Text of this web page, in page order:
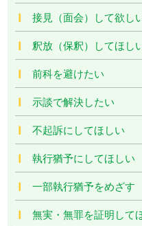
接見（面会）して欲し
釈放（保釈）してほし
前科を避けたい
示談で解決したい
不起訴にしてほしい
執行猶予にしてほしい
一部執行猶予をめざす
無実・無罪を証明して